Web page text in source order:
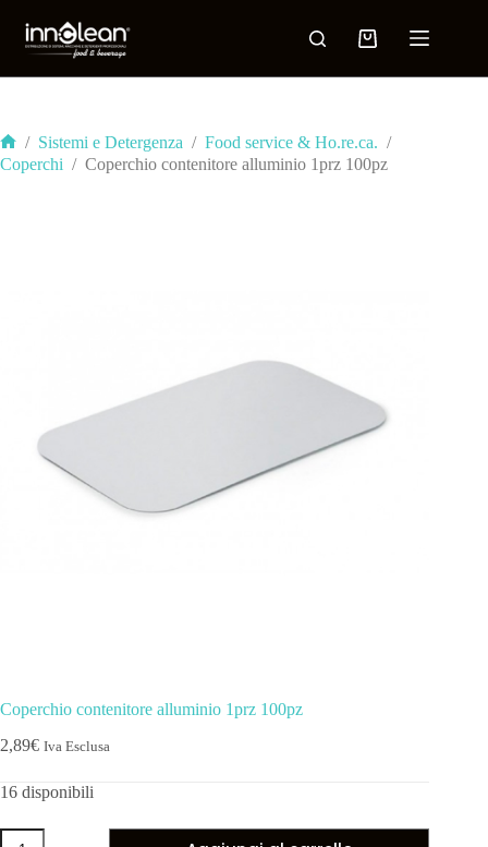
/ Sistemi e Detergenza / Food service & Ho.re.ca. /
Coperchi / Coperchio contenitore alluminio 1prz 100pz
Coperchio contenitore alluminio 1prz 100pz
2,89€ Iva Esclusa
16 disponibili